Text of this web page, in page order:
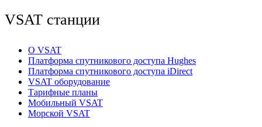
VSAT станции
О VSAT
Платформа спутникового доступа Hughes
Платформа спутникового доступа iDirect
VSAT оборудование
Тарифные планы
Мобильный VSAT
Морской VSAT